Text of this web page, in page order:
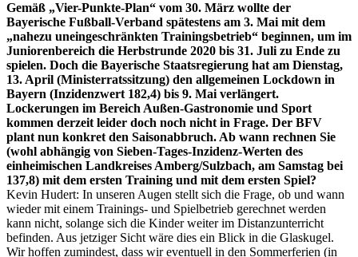
Gemäß „Vier-Punkte-Plan“ vom 30. März wollte der
Bayerische Fußball-Verband spätestens am 3. Mai mit dem
„nahezu uneingeschränkten Trainingsbetrieb“ beginnen, um im
Juniorenbereich die Herbstrunde 2020 bis 31. Juli zu Ende zu
spielen. Doch die Bayerische Staatsregierung hat am Dienstag,
13. April (Ministerratssitzung) den allgemeinen Lockdown in
Bayern (Inzidenzwert 182,4) bis 9. Mai verlängert.
Lockerungen im Bereich Außen-Gastronomie und Sport
kommen derzeit leider doch noch nicht in Frage. Der BFV
plant nun konkret den Saisonabbruch. Ab wann rechnen Sie
(wohl abhängig von Sieben-Tages-Inzidenz-Werten des
einheimischen Landkreises Amberg/Sulzbach, am Samstag bei
137,8) mit dem ersten Training und mit dem ersten Spiel?
Kevin Hudert: In unseren Augen stellt sich die Frage, ob und wann
wieder mit einem Trainings- und Spielbetrieb gerechnet werden
kann nicht, solange sich die Kinder weiter im Distanzunterricht
befinden. Aus jetziger Sicht wäre dies ein Blick in die Glaskugel.
Wir hoffen zumindest, dass wir eventuell in den Sommerferien (in